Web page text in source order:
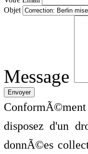
Objet
Message
disposez d'un
donnÃ©es